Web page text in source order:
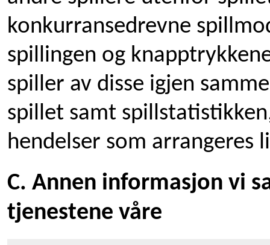
konkurransedrevne
spillingen og
spiller av disse igjen
spillet samt
hendelser som arrangeres
C. Annen informasjon vi
tjenestene våre